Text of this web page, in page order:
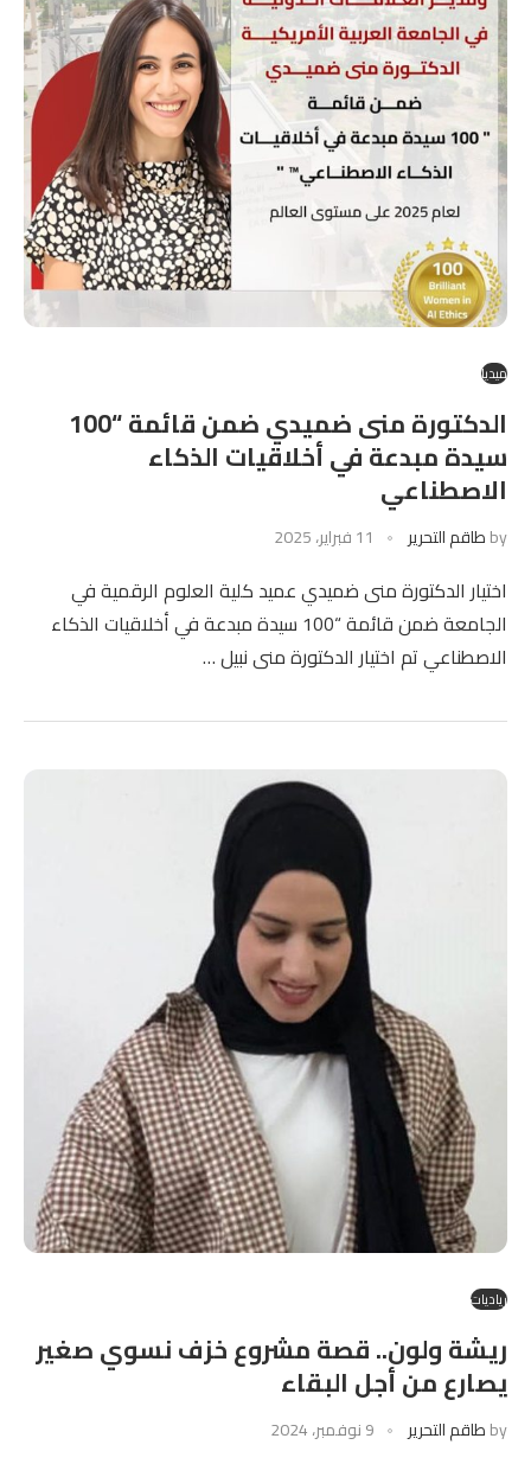
ميديا
الدكتورة منى ضميدي ضمن قائمة “100
سيدة مبدعة في أخلاقيات الذكاء
الاصطناعي
byطاقم التحرير 11 فبراير، 2025
اختيار الدكتورة منى ضميدي عميد كلية العلوم الرقمية في
الجامعة ضمن قائمة “100 سيدة مبدعة في أخلاقيات الذكاء
الاصطناعي تم اختيار الدكتورة منى نبيل …
رياديات
ريشة ولون.. قصة مشروع خزف نسوي صغير
يصارع من أجل البقاء
byطاقم التحرير 9 نوفمبر، 2024